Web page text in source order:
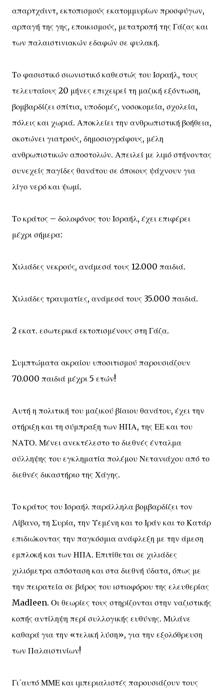
απαρτχάιντ, εκτοπισμούς εκατομμυρίων προσφύγων,
αρπαγή της γης, εποικισμούς, μετατροπή της Γάζας και
των παλαιστινιακών εδαφών σε φυλακή.
Το φασιστικό σιωνιστικό καθεστώς του Ισραήλ, τους
τελευταίους 20 μήνες επιχειρεί τη μαζική εξόντωση,
βομβαρδίζει σπίτια, υποδομές, νοσοκομεία, σχολεία,
πόλεις και χωριά. Αποκλείει την ανθρωπιστική βοήθεια,
σκοτώνει γιατρούς, δημοσιογράφους, μέλη
ανθρωπιστικών αποστολών. Απειλεί με λιμό στήνοντας
συνεχείς παγίδες θανάτου σε όποιους ψάχνουν για
λίγο νερό και ψωμί.
Το κράτος – δολοφόνος του Ισραήλ, έχει επιφέρει
μέχρι σήμερα:
Χιλιάδες νεκρούς, ανάμεσά τους 12.000 παιδιά.
Χιλιάδες τραυματίες, ανάμεσά τους 35.000 παιδιά.
2 εκατ. εσωτερικά εκτοπισμένους στη Γάζα.
Συμπτώματα ακραίου υποσιτισμού παρουσιάζουν
70.000 παιδιά μέχρι 5 ετών!
Αυτή η πολιτική του μαζικού βίαιου θανάτου, έχει την
στήριξη και τη σύμπραξη των ΗΠΑ, της ΕΕ και του
ΝΑΤΟ. Μένει ανεκτέλεστο το διεθνές ένταλμα
σύλληψης του εγκληματία πολέμου Νετανιάχου από το
διεθνές δικαστήριο της Χάγης.
Το κράτος του Ισραήλ παράλληλα βομβαρδίζει τον
Λίβανο, τη Συρία, την Υεμένη και το Ιράν και το Κατάρ
επιδιώκοντας την παγκόσμια ανάφλεξη με την άμεση
εμπλοκή και των ΗΠΑ. Επιτίθεται σε χιλιάδες
χιλιόμετρα απόσταση και στα διεθνή ύδατα, όπως με
την πειρατεία σε βάρος του ιστιοφόρου της ελευθερίας
Madleen. Οι θεωρίες τους στηρίζονται στην ναζιστικής
κοπής αντίληψη περί συλλογικής ευθύνης. Μιλάνε
καθαρά για την «τελική λύση», για την εξολόθρευση
των Παλαιστινίων!
Γι΄αυτό ΜΜΕ και ιμπεριαλιστές παρουσιάζουν τους